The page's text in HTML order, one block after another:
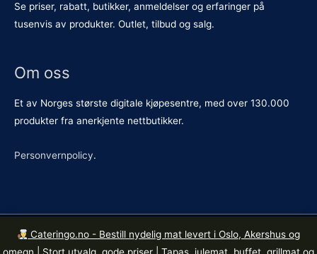
Cateringo.no - Bestill nydelig mat levert i Oslo, Akershus og
Se priser, rabatt, butikker, anmeldelser og erfaringer på
tusenvis av produkter. Outlet, tilbud og salg.
Om oss
Et av Norges største digitale kjøpesentre, med over 130.000
produkter fra anerkjente nettbutikker.
Personvernpolicy.
Kopirett © 2026Butikkene.no. Org. nr. 921 615 426 MVA.